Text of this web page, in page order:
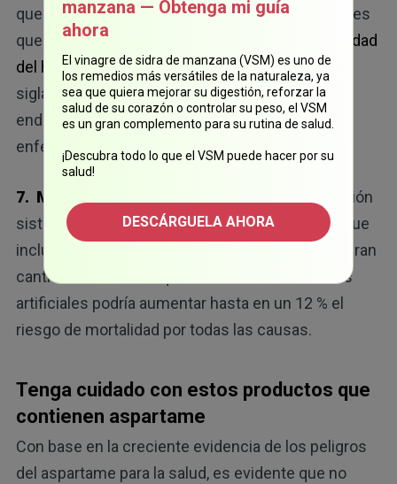
que el aspartame altere su microbiota intestinal es
que podría aumentar el riesgo de sufrir
enfermedad
del hígado graso no alcohólico(NAFLD, por sus
siglas en inglés), y se ha demostrado que los
endulzantes artificiales podrían influir en esta
enfermedad.
7. Mortalidad por todas las causas.
Una revisión
sistemática y metaanálisis que realizó la OMS, que
incluyó 283 estudios, reveló que consumir una gran
cantidad de bebidas que contienen endulzantes
artificiales podría aumentar hasta en un 12 % el
riesgo de mortalidad por todas las causas.
Tenga cuidado con estos productos que
contienen aspartame
Con base en la creciente evidencia de los peligros
del aspartame para la salud, es evidente que no
manzana — Obtenga mi guía
ahora
El vinagre de sidra de manzana (VSM) es uno de
los remedios más versátiles de la naturaleza, ya
sea que quiera mejorar su digestión, reforzar la
salud de su corazón o controlar su peso, el VSM
es un gran complemento para su rutina de salud.
¡Descubra todo lo que el VSM puede hacer por su
salud!
DESCÁRGUELA AHORA